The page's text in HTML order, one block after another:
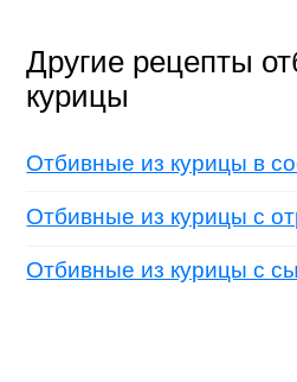
Другие рецепты
курицы
Отбивные из курицы в
Отбивные из курицы с
Отбивные из курицы с